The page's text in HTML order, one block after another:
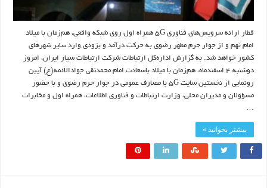
قطار ارائه سرویس‌های فناوری ۵G همراه اول روی شبکه واقعی، هم‌زمان با میلاد
امام نهم و از جوار حرم مطهر رضوی به حرکت درآمد و بزودی وارد سایر شهرهای
کشور خواهد شد. به گزارش اداره‌کل ارتباطات شرکت ارتباطات سیار ایران، امروز
دوشنبه ۴ اسفندماه، هم‌زمان با میلاد باسعادت امام محمدتقی جوادالائمه(ع) آیین
رونمایی از نخستین سایت ۵G با مصارف عمومی در جوار حرم رضوی و با حضور
مسؤولان و مدیران محلی، وزارت ارتباطات و فناوری اطلاعات، همراه اول و مخابرات
…
بیشتر بخوانید »